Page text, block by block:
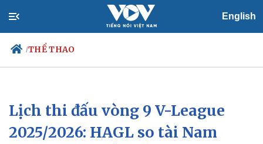
English
/THỂ THAO
Chính trị
Đảng
Tổ chức nhân sự
Xã hội
Tin 24h
Dự báo thời tiết
Lịch thi đấu vòng 9 V-League
2025/2026: HAGL so tài Nam